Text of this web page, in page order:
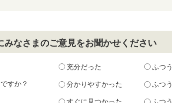
なさまのご意見をお聞かせください
充分だった ふつう
すか？ 分かりやすかった ふつう